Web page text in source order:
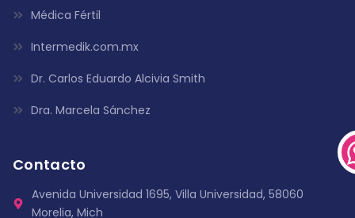
Médica Fértil
Intermedik.com.mx
Dr. Carlos Eduardo Alcivia Smith
Dra. Marcela Sánchez
Contacto
Avenida Universidad 1695, Villa Universidad, 58060
Morelia, Mich